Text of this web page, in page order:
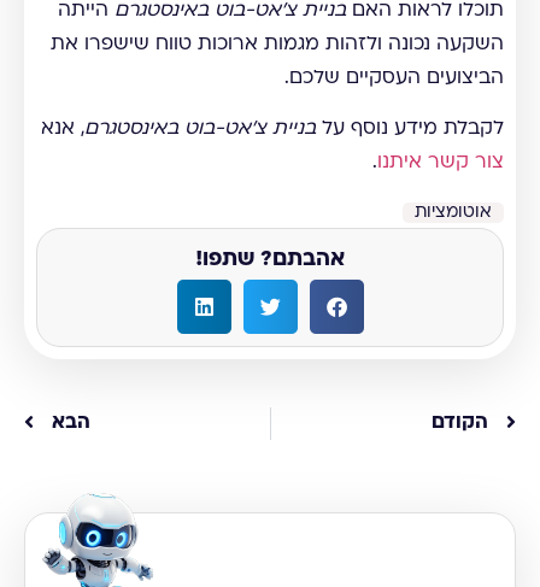
תוכלו לראות האםבניית צ'אט-בוט באינסטגרם הייתה
השקעה נכונה ולזהות מגמות ארוכות טווח שישפרו את
הביצועים העסקיים שלכם.
לקבלת מידע נוסף עלבניית צ'אט-בוט באינסטגרם, אנא
צור קשר איתנו.
אוטומציות
אהבתם? שתפו!
הקודם הבא